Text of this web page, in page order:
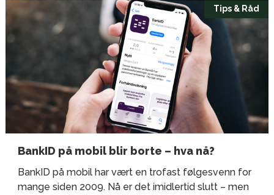
Tips & Råd
BankID på mobil blir borte – hva nå?
BankID på mobil har vært en trofast følgesvenn for
mange siden 2009. Nå er det imidlertid slutt – men